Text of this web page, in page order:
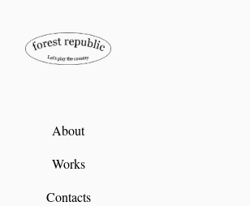
About
Works
Contacts